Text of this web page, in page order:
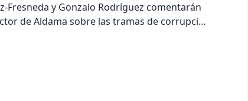
fantasy
Fresneda y Gonzalo Rodríguez comentarán
de Aldama sobre las tramas de corrupción
la cuestión de la regularización masiva de
en la app de iVoox, o descubre todo